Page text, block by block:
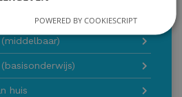
huis
POWERED BY COOKIESCRIPT